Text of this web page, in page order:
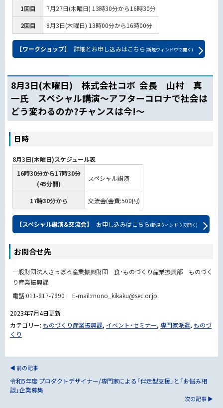
1回目
7月27日(木曜日) 13時30分から16時30分
2回目
8月3日(木曜日) 13時00分から16時00分
【ワークショップ】詳細とお申し込みはこちら (新規ウィンドウで開く)
8月3日(木曜日) 株式会社コボ 会長 山村 真
一氏 スペシャル講演～アフターコロナで社会は
どう変わるのか?チャンスは今!～
日時
8月3日(木曜日)スケジュール表
16時30分から17時30分
(45分間)
スペシャル講演
17時30分から 交流会(会費:500円)
【スペシャル講演&交流会】 お申し込みはこちら (新規ウィンドウで開く)
お問合せ先
一般財団法人さっぽろ産業振興財団 食・ものづくり産業振興部 ものづく
り産業振興課
電話:011-817-7890 E-mail:mono_kikaku@sec.or.jp
2023年7月4日更新
カテゴリー: ものづくり産業振興課, イベント・セミナー, 専門家派遣, ものづ
くり
前の記事
令和5年度 プロダクトデザイナー/専門家による「伴走型支援」と「お悩み相
談」企業募集
次の記事